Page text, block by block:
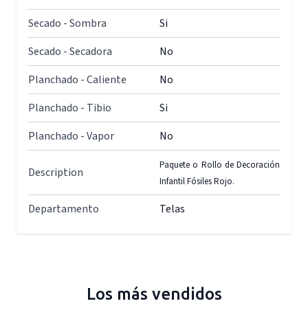
Secado - Sombra
Si
Secado - Secadora
No
Planchado - Caliente
No
Planchado - Tibio
Si
Planchado - Vapor
No
Description
Paquete o Rollo de Decoración
Infantil Fósiles Rojo.
Departamento Telas
Los más vendidos